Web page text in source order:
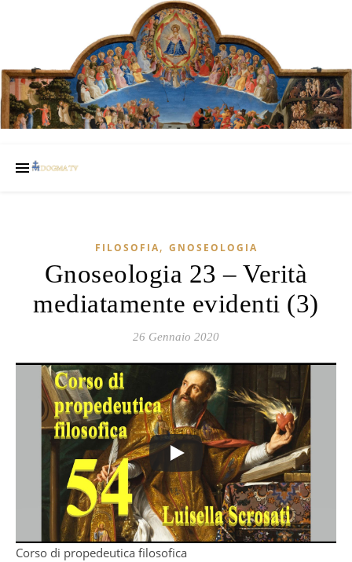
FILOSOFIA, GNOSEOLOGIA
Gnoseologia 23 – Verità
mediatamente evidenti (3)
26 Gennaio 2020
Corso di propedeutica filosofica